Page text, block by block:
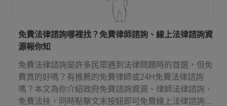
免費法律諮詢哪裡找？免費律師諮詢、線上法律諮詢資
源報你知
免費法律諮詢是許多民眾遇到法律問題時的首選，但免
費真的好嗎？有推薦的免費律師或24H免費法律諮詢
嗎？本文為你介紹政府免費諮詢資源、律師法律諮詢、
免費法扶，同時點擊文末按鈕即可免費線上法律諮詢，